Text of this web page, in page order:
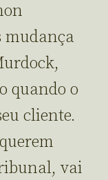
mudança
quando o
cliente.
vai